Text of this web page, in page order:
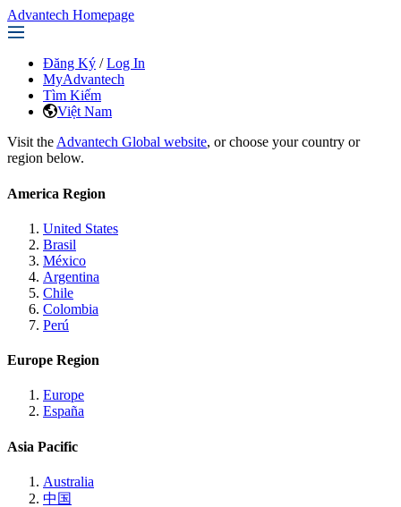
Advantech Homepage
Đăng Ký / Log In
MyAdvantech
Tìm Kiếm
Việt Nam
Visit the Advantech Global website, or choose your country or
region below.
America Region
United States
Brasil
México
Argentina
Chile
Colombia
Perú
Europe Region
Europe
España
Asia Pacific
Australia
中国